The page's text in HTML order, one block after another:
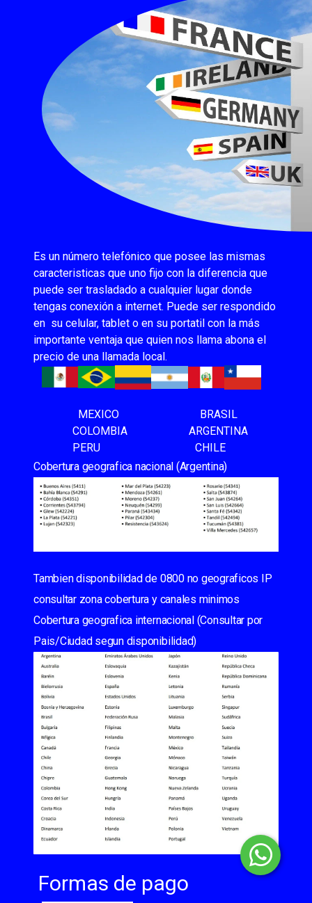
Es un número telefónico que posee las mismas
caracteristicas que uno fijo con la diferencia que
puede ser trasladado a cualquier lugar donde
tengas conexión a internet. Puede ser respondido
en su celular, tablet o en su portatil con la más
importante ventaja que quien nos llama abona el
precio de una llamada local.
MEXICO BRASIL
COLOMBIA ARGENTINA
PERU CHILE
Cobertura geografica nacional (Argentina)
Tambien disponibilidad de 0800 no geograficos IP
consultar zona cobertura y canales minimos
Cobertura geografica internacional (Consultar por
Pais/Ciudad segun disponibilidad)
Formas de pago